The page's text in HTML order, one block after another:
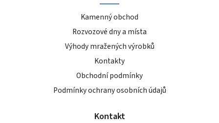
Kamenný obchod
Rozvozové dny a místa
Výhody mražených výrobků
Kontakty
Obchodní podmínky
Podmínky ochrany osobních údajů
Kontakt